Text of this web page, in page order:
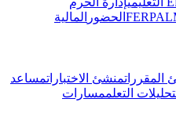
الحضور المالية
المقرراتمنشئ الاختباراتمساعد
تحليلات التعلممسارات